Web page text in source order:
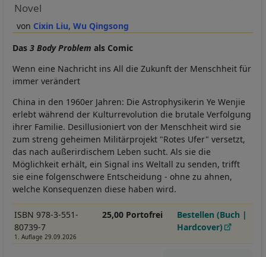
Cixin Liu Wu Qingsong
Novel
Das 3 Body Problem als Comic
Wenn eine Nachricht ins All die Zukunft der Menschheit für
immer verändert
China in den 1960er Jahren: Die Astrophysikerin Ye Wenjie
erlebt während der Kulturrevolution die brutale Verfolgung
ihrer Familie. Desillusioniert von der Menschheit wird sie
zum streng geheimen Militärprojekt "Rotes Ufer" versetzt,
das nach außerirdischem Leben sucht. Als sie die
Möglichkeit erhält, ein Signal ins Weltall zu senden, trifft
sie eine folgenschwere Entscheidung - ohne zu ahnen,
welche Konsequenzen diese haben wird.
ISBN 978-3-551-
80739-7
1. Auflage 29.09.2026
25,00 Portofrei
Bestellen (Buch |
Hardcover)